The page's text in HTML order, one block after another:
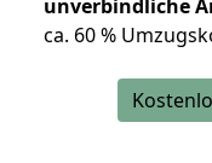
unverbindliche
ca. 60 %